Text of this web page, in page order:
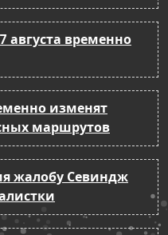
августа временно
изменят
маршрутов
жалобу Севиндж